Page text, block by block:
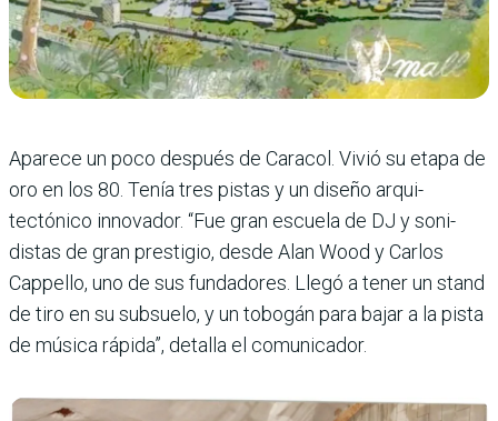
Aparece un poco después de Caracol. Vivió su etapa de
oro en los 80. Tenía tres pistas y un diseño arqui­
tectónico innovador. “Fue gran escuela de DJ y soni­
distas de gran prestigio, desde Alan Wood y Carlos
Cappello, uno de sus fun­dadores. Llegó a tener un stand
de tiro en su sub­suelo, y un tobogán para bajar a la pista
de música rápida”, detalla el comuni­cador.